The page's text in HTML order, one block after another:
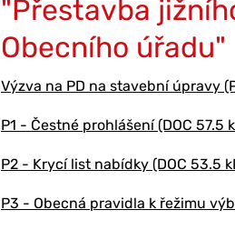
"Přestavba
Obecního úřadu"
Výzva na PD na stavební úpravy
P1 - Čestné prohlášení (DOC 57.5
P2 - Krycí list nabídky (DOC 53.5
P3 - Obecná pravidla k řežimu